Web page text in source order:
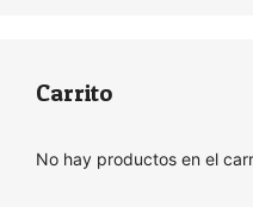
Carrito
No hay productos en el